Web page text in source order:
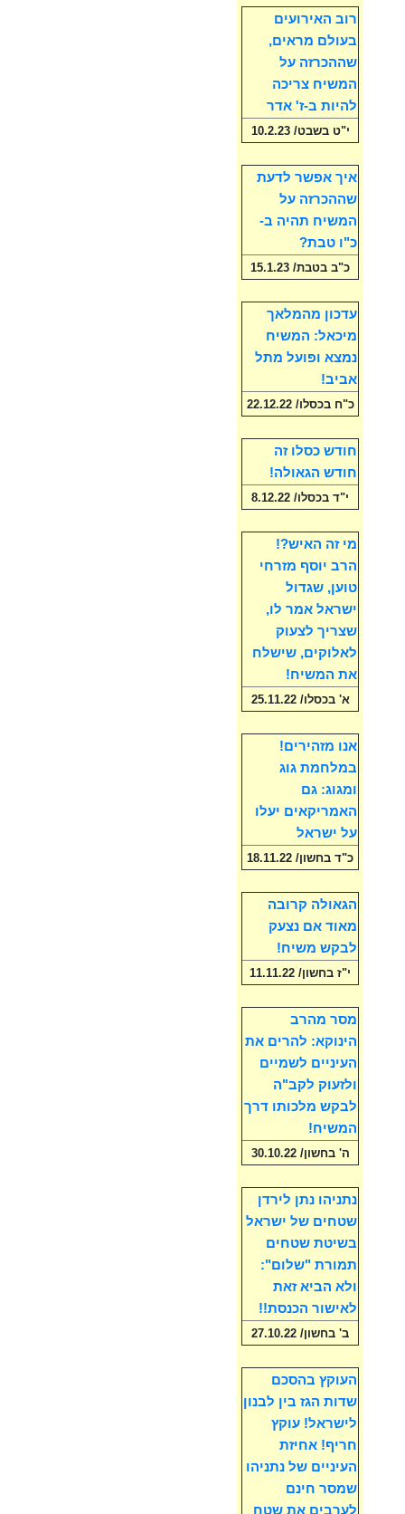
רוב האירועים
בעולם מראים,
שההכרזה על
המשיח צריכה
להיות ב-ז' אדר
י"ט בשבט/ 10.2.23
איך אפשר לדעת
שההכרזה על
המשיח תהיה ב-
כ"ו טבת?
כ"ב בטבת/ 15.1.23
עדכון מהמלאך
מיכאל: המשיח
נמצא ופועל מתל
אביב!
כ"ח בכסלו/ 22.12.22
חודש כסלו זה
חודש הגאולה!
י"ד בכסלו/ 8.12.22
מי זה האיש?!
הרב יוסף מזרחי
טוען, שגדול
ישראל אמר לו,
שצריך לצעוק
לאלוקים, שישלח
את המשיח!
א' בכסלו/ 25.11.22
אנו מזהירים!
במלחמת גוג
ומגוג: גם
האמריקאים יעלו
על ישראל
כ"ד בחשון/ 18.11.22
הגאולה קרובה
מאוד אם נצעק
לבקש משיח!
י"ז בחשון/ 11.11.22
מסר מהרב
הינוקא: להרים את
העיניים לשמיים
ולזעוק לקב"ה
לבקש מלכותו דרך
המשיח!
ה' בחשון/ 30.10.22
נתניהו נתן לירדן
שטחים של ישראל
בשיטת שטחים
תמורת "שלום":
ולא הביא זאת
לאישור הכנסת!!
ב' בחשון/ 27.10.22
העוקץ בהסכם
שדות הגז בין לבנון
לישראל! עוקץ
חריף! אחיזת
העיניים של נתניהו
שמסר חינם
לערבים את שטח